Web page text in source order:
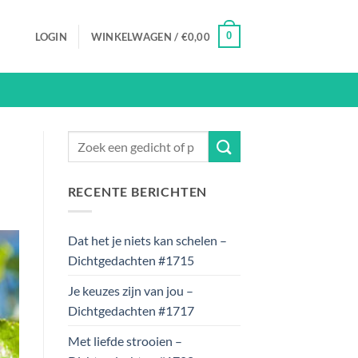
LOGIN WINKELWAGEN / €0,00 0
RECENTE BERICHTEN
Dat het je niets kan schelen –
Dichtgedachten #1715
Je keuzes zijn van jou –
Dichtgedachten #1717
Met liefde strooien –